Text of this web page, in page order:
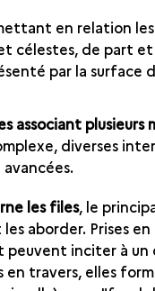
en relation les
célestes, de part
par la surface
associant plusieurs
diverses
les files, le
aborder. Prises
peuvent inciter à un
en travers, elles